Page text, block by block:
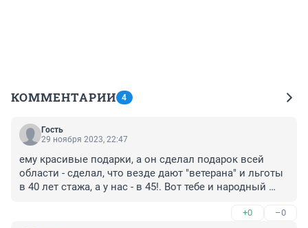
КОММЕНТАРИИ 4
Гость
29 ноября 2023, 22:47
ему красивые подарки, а он сделал подарок всей
области - сделал, что везде дают "ветерана" и льготы
в 40 лет стажа, а у нас - в 45!. Вот тебе и народный
+0 –0